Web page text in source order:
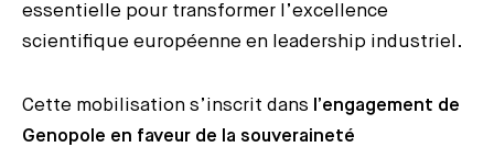
essentielle pour transformer l’excellence
scientifique européenne en leadership industriel.
Cette mobilisation s’inscrit dans l’engagement de
Genopole en faveur de la souveraineté